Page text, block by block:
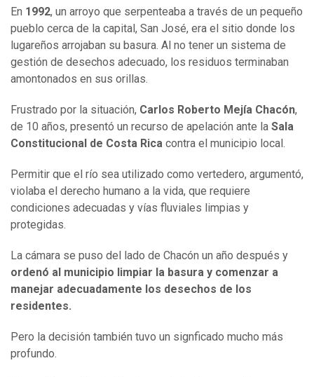
En 1992, un arroyo que serpenteaba a través de un pequeño
pueblo cerca de la capital, San José, era el sitio donde los
lugareños arrojaban su basura. Al no tener un sistema de
gestión de desechos adecuado, los residuos terminaban
amontonados en sus orillas.
Frustrado por la situación, Carlos Roberto Mejía Chacón,
de 10 años, presentó un recurso de apelación ante la Sala
Constitucional de Costa Rica contra el municipio local.
Permitir que el río sea utilizado como vertedero, argumentó,
violaba el derecho humano a la vida, que requiere
condiciones adecuadas y vías fluviales limpias y
protegidas.
La cámara se puso del lado de Chacón un año después y
ordenó al municipio limpiar la basura y comenzar a
manejar adecuadamente los desechos de los
residentes.
Pero la decisión también tuvo un signficado mucho más
profundo.